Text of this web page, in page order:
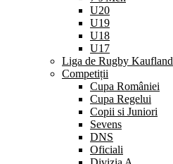
U20
U19
U18
U17
Liga de Rugby Kaufland
Competiții
Cupa României
Cupa Regelui
Copii si Juniori
Sevens
DNS
Oficiali